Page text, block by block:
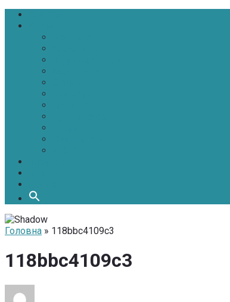
Головна » 118bbc4109c3
118bbc4109c3